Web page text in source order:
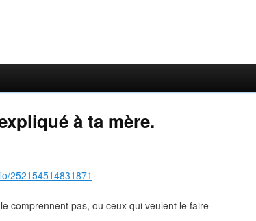
à ta mère.
252154514831871
comprennent pas, ou ceux qui veulent le faire